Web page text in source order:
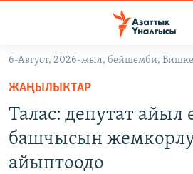
Навигацияга
өтүңүз
Издөөгө
салыңыз
САЯСАТ
ДҮЙНӨ
ДҮЙНӨ
УКРАИНА
6-Август, 2026-жыл, бейшемби,
ЖАҢЫЛЫКТАР
Талас: депутат айыл
башчысын
айыптоодо